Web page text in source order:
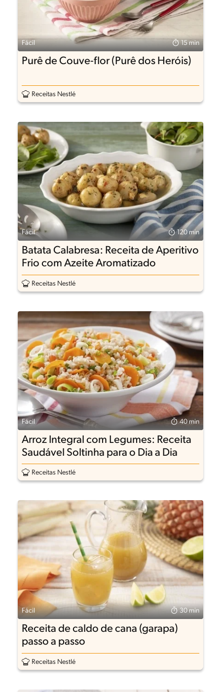
Fácil 15 min
Purê de Couve-flor (Purê dos Heróis)
Receitas Nestlé
Fácil 120 min
Batata Calabresa: Receita de Aperitivo
Frio com Azeite Aromatizado
Receitas Nestlé
Fácil 40 min
Arroz Integral com Legumes: Receita
Saudável Soltinha para o Dia a Dia
Receitas Nestlé
Fácil 30 min
Receita de caldo de cana (garapa)
passo a passo
Receitas Nestlé